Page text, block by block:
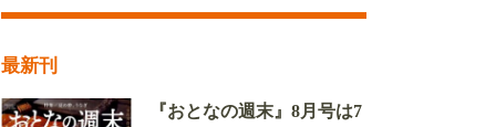
最新刊
『おとなの週末』8月号は7